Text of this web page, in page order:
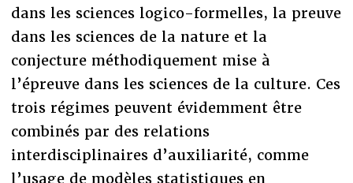
dans les sciences logico-formelles, la preuve
dans les sciences de la nature et la
conjecture méthodiquement mise à
l’épreuve dans les sciences de la culture. Ces
trois régimes peuvent évidemment être
combinés par des relations
interdisciplinaires d’auxiliarité, comme
l’usage de modèles statistiques en